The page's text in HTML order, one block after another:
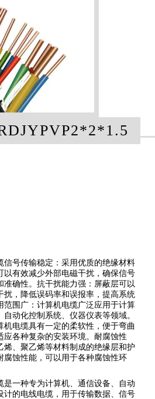
信号传输稳定：采用优质的绝缘材料
以有效减少外部电磁干扰，确保信号
准确性。抗干扰能力强：屏蔽层可以
扰，降低误码率和误报率，提高系统
范围广：计算机电缆广泛应用于计算
自动化控制系统、仪器仪表等领域。
机电缆具有一定的柔软性，便于弯曲
应各种复杂的安装环境。耐腐蚀性
烯、聚乙烯等材料制成的绝缘层和护
腐蚀性能，可以用于各种腐蚀性环
是一种专为计算机、通信设备、自动
计的电线电缆，用于传输数据、信号